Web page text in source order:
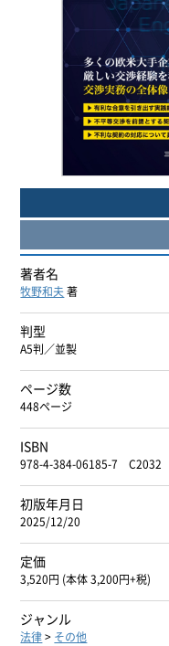
ヨーロッパ諸語
韓国・朝鮮語
著者名
牧野和夫 著
判型
A5判／並製
ページ数
448ページ
ISBN
978-4-384-06185-7 C2032
初版年月日
2025/12/20
定価
3,520円 (本体 3,200円+税)
ジャンル
法律> その他